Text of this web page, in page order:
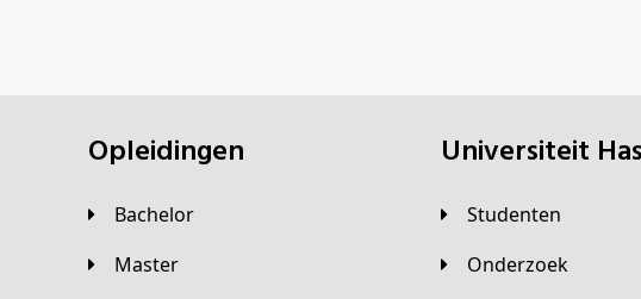
Opleidingen
Bachelor
Master
universiteit
Studenten
Onderzoek